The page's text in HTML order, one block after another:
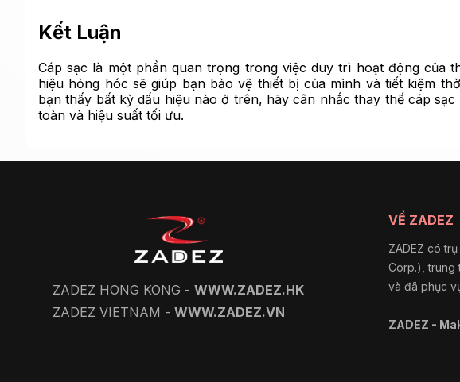
Kết Luận
Cáp sạc là một phần quan trọng trong việc duy trì hoạt động của
hiệu hỏng hóc sẽ giúp bạn bảo vệ thiết bị của mình và tiết kiệm
bạn thấy bất kỳ dấu hiệu nào ở trên, hãy cân nhắc thay thế cáp
toàn và hiệu suất tối ưu.
ZADEZ HONG KONG - WWW.ZADEZ.HK
ZADEZ VIETNAM - WWW.ZADEZ.VN
VỀ ZADEZ
ZADEZ có
Corp.), trung
và đã phục
ZADEZ -